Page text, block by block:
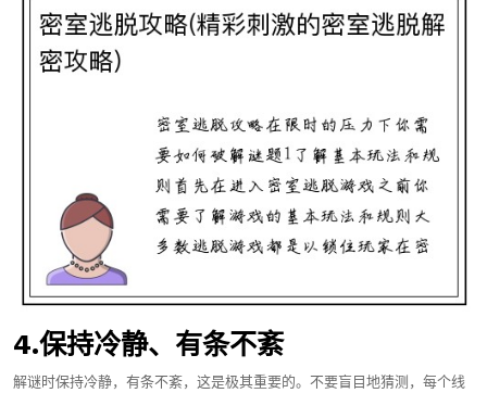
4.保持冷静、有条不紊
解谜时保持冷静，有条不紊，这是极其重要的。不要盲目地猜测，每个线